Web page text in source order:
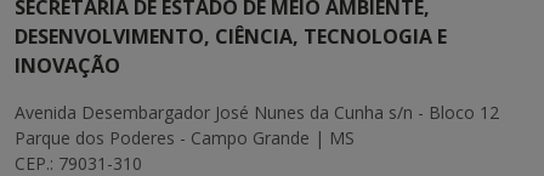
SECRETARIA DE ESTADO DE MEIO AMBIENTE,
DESENVOLVIMENTO, CIÊNCIA, TECNOLOGIA E
INOVAÇÃO
Avenida Desembargador José Nunes da Cunha s/n - Bloco 12
Parque dos Poderes - Campo Grande | MS
CEP.: 79031-310